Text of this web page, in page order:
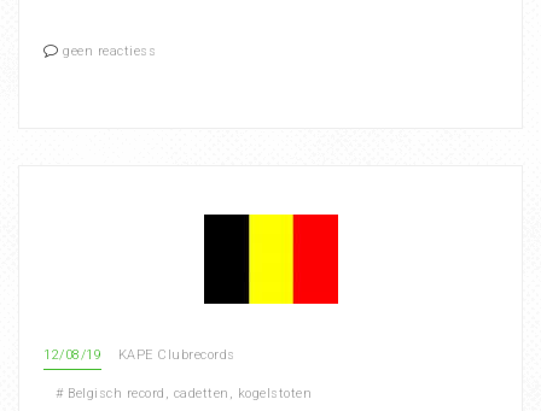
geen reactiess
12/08/19 KAPE Clubrecords
# Belgisch record , cadetten , kogelstoten